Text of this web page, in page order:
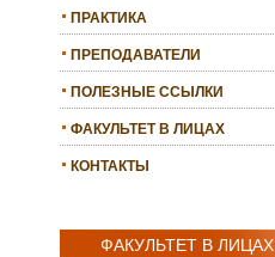
ПРАКТИКА
ПРЕПОДАВАТЕЛИ
ПОЛЕЗНЫЕ ССЫЛКИ
ФАКУЛЬТЕТ В ЛИЦАХ
КОНТАКТЫ
ФАКУЛЬТЕТ В ЛИЦАХ